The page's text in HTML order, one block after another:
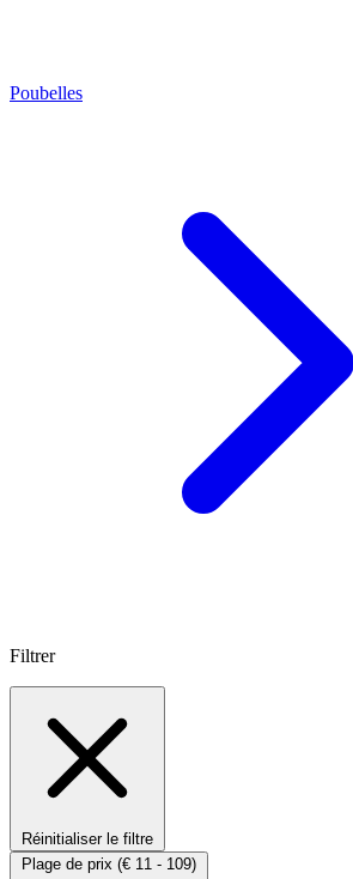
Poubelles
Filtrer
Réinitialiser le filtre
Plage de prix (€ 11 - 109)